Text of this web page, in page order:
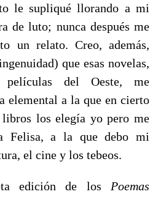
le supliqué llorando a mi
de luto; nunca después me
un relato. Creo, además,
que esas novelas,
del Oeste, me
elemental a la que en cierto
los elegía yo pero me
Felisa, a la que debo mi
el cine y los tebeos.
edición de los Poemas